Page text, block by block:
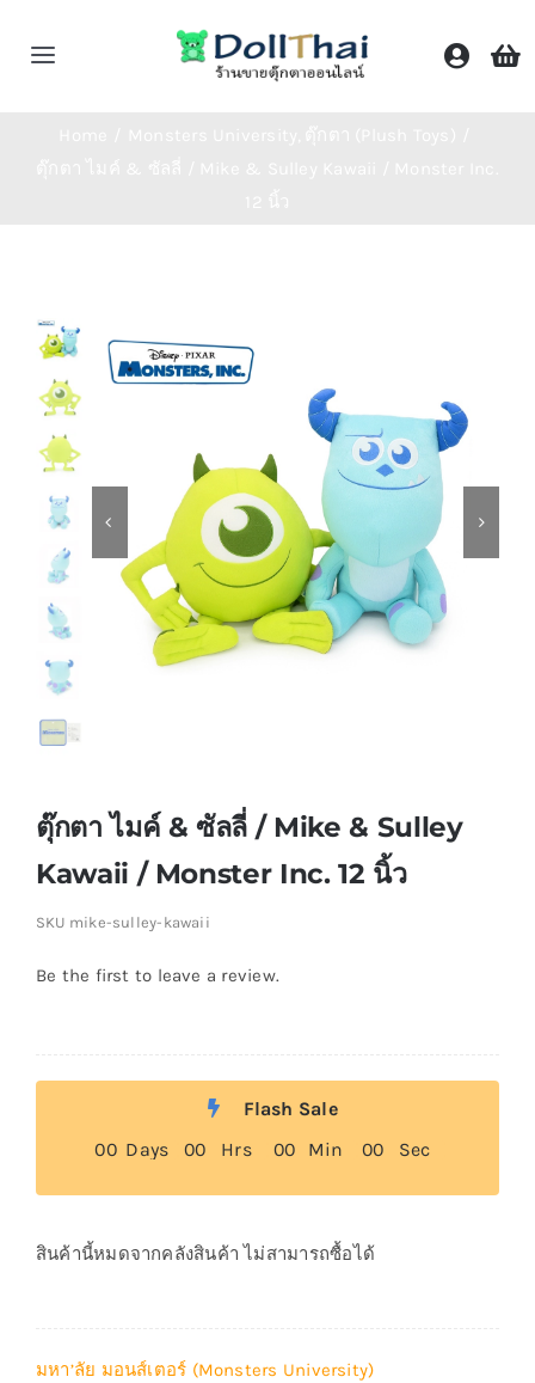
Toggle
ติดต่อเรา
Shop Now!
ตุ๊กตา ไมค์ & ซัลลี่ / Mike & Sulley
Kawaii / Monster Inc. 12 นิ้ว
SKU mike-sulley-kawaii
Be the first to leave a review.
Flash Sale
00 Days 00 Hrs 00 Min 00 Sec
สินค้านี้หมดจากคลังสินค้า ไม่สามารถซื้อได้
มหา’ลัย มอนส์เตอร์ (Monsters University)